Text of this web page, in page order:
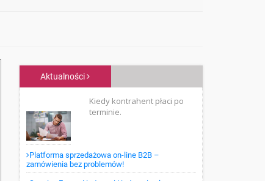
Aktualności
Kiedy kontrahent płaci po
terminie.
Platforma sprzedażowa on-line B2B –
zamówienia bez problemów!